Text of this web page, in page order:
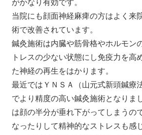
がかなり有効です。
当院にも顔面神経麻痺の方はよく来
術で改善されています。
鍼灸施術は内臓や筋骨格やホルモン
トレスの少ない状態にし免疫力を高
た神経の再生をはかります。
最近ではＹＮＳＡ（山元式新頭鍼療
でより精度の高い鍼灸施術となりま
は顔の半分が垂れ下がってしまうの
なったりして精神的なストレスも感